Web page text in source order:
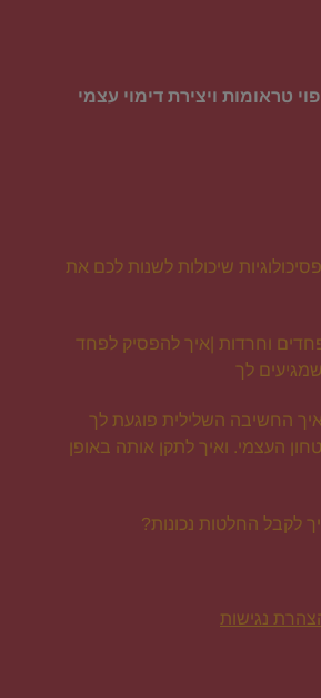
טראומות ויצירת דימוי עצמי
פסיכולוגיות שיכולות לשנות לכם את
וחרדות |איך להפסיק לפחד
לך
החשיבה השלילית פוגעת לך
העצמי. ואיך לתקן אותה באופן
לקבל החלטות נכונות?
נגישות